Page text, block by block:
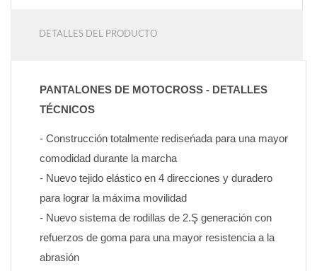
DETALLES DEL PRODUCTO
PANTALONES DE MOTOCROSS - DETALLES
TÉCNICOS
- Construcción totalmente rediseńada para una mayor
comodidad durante la marcha
- Nuevo tejido elástico en 4 direcciones y duradero
para lograr la máxima movilidad
- Nuevo sistema de rodillas de 2.Ş generación con
refuerzos de goma para una mayor resistencia a la
abrasión